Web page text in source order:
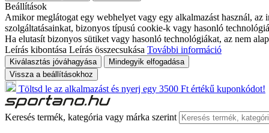
Beállítások
Amikor meglátogat egy webhelyet vagy egy alkalmazást használ,
szolgáltatásainkat, bizonyos típusú cookie-k vagy hasonló
Ha elutasít bizonyos sütiket vagy hasonló technológiákat, az nem
Leírás kibontása Leírás összecsukása További információ
Kiválasztás jóváhagyása
Mindegyik elfogadása
Vissza a beállításokhoz
Töltsd le az alkalmazást és nyerj egy 3500 Ft értékű kuponkódot!
Keresés termék, kategória vagy márka szerint